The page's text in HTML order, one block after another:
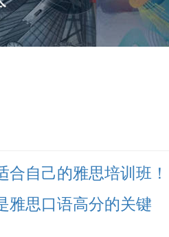
合自己的雅思培训班！
雅思口语高分的关键